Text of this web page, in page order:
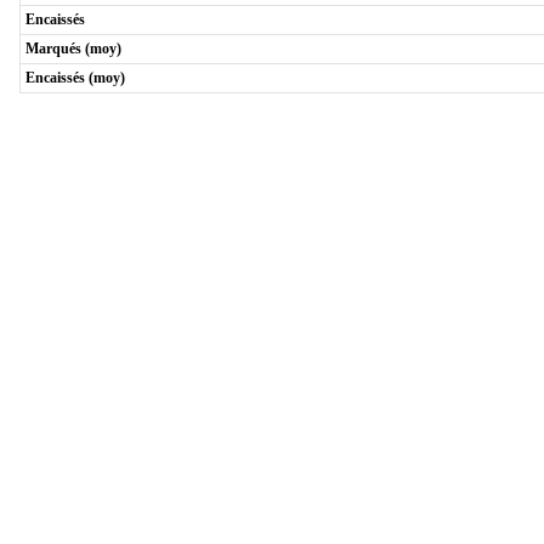
Encaissés
Marqués (moy)
Encaissés (moy)